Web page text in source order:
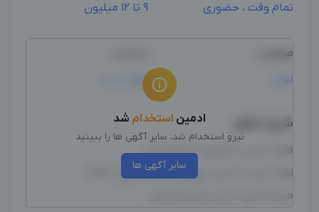
تمام وقت ، حضوری
9 تا 12 میلیون
موقعیت
تهران
مهم نیست
شرح شغل
فقط ادمین حضوری احتیاج دارم
لطفا تیم یا ادمین دورکاری تماس نگیرند🙏🏻
محیط کاری بسیار عالی هستش
ادمین استخدام شد
نیرو استخدام شد، سایر آگهی ها را ببینید
سایر آگهی ها